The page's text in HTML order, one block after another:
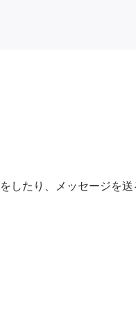
したり、メッセージを